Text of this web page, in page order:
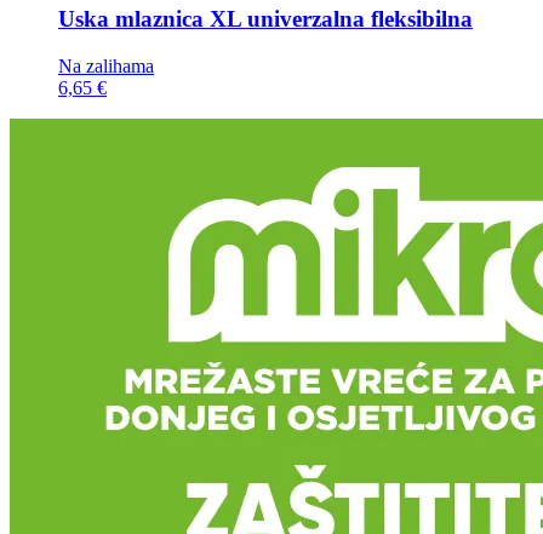
Uska mlaznica XL univerzalna fleksibilna
Na zalihama
6,65 €